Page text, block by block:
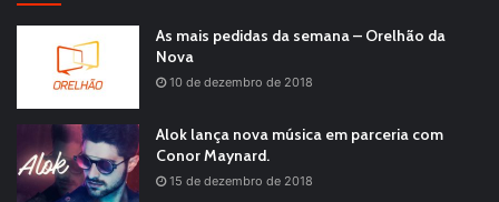
As mais pedidas da semana – Orelhão da
Nova
10 de dezembro de 2018
Alok lança nova música em parceria com
Conor Maynard.
15 de dezembro de 2018